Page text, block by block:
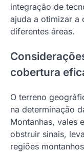
integração de
ajuda a otimizar a
diferentes áreas.
cobertura
O terreno
na determinação
Montanhas, vales
obstruir sinais,
regiões